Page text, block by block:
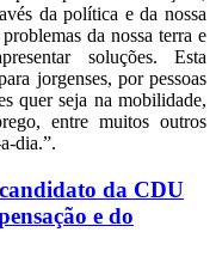
da política e da nossa
da nossa terra e
soluções. Esta
jorgenses, por pessoas
quer seja na mobilidade,
entre muitos outros
dia.”.
da CDU
e do